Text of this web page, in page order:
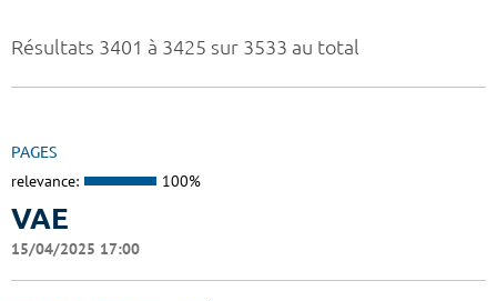
Résultats 3401 à 3425 sur 3533 au total
PAGES
relevance: 100%
VAE
15/04/2025 17:00